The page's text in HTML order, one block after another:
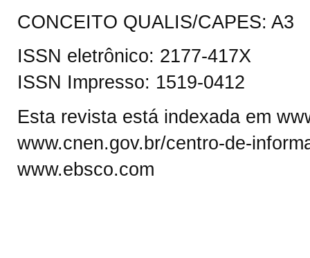
CONCEITO QUALIS/CAPES: A3
ISSN eletrônico: 2177-417X
ISSN Impresso: 1519-0412
Esta revista está indexada em
www.cnen.gov.br/centro-de-
www.ebsco.com